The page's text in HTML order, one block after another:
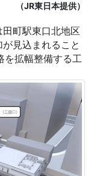
（JR東日本提供）
田町駅東口北地区
見込まれること
を拡幅整備する工